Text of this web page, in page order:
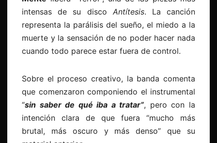
intensas de su disco Antítesis. La canción
representa la parálisis del sueño, el miedo a la
muerte y la sensación de no poder hacer nada
cuando todo parece estar fuera de control.
Sobre el proceso creativo, la banda comenta
que comenzaron componiendo el instrumental
“sin saber de qué iba a tratar”, pero con la
intención clara de que fuera “mucho más
brutal, más oscuro y más denso” que su